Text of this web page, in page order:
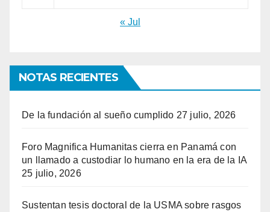
« Jul
NOTAS RECIENTES
De la fundación al sueño cumplido 27 julio, 2026
Foro Magnifica Humanitas cierra en Panamá con
un llamado a custodiar lo humano en la era de la IA
25 julio, 2026
Sustentan tesis doctoral de la USMA sobre rasgos